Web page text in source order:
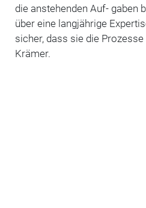
die anstehenden Auf- gaben
über eine langjährige
sicher, dass sie die
Krämer.